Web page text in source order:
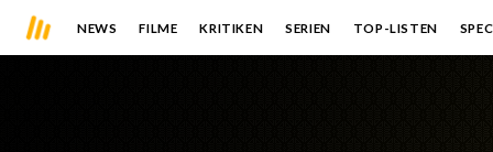
NEWS FILME KRITIKEN SERIEN TOP-LISTEN